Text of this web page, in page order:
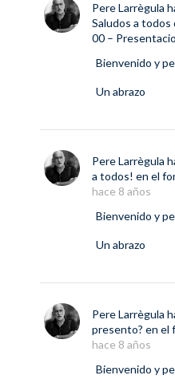
Pere Larrègula
Saludos a todos
00 –
Bienvenido y
Un abrazo
Pere Larrègula
a todos! en el
hace 8 años
Bienvenido y
Un abrazo
Pere Larrègula
presento? en el
hace 8 años
Bienvenido y